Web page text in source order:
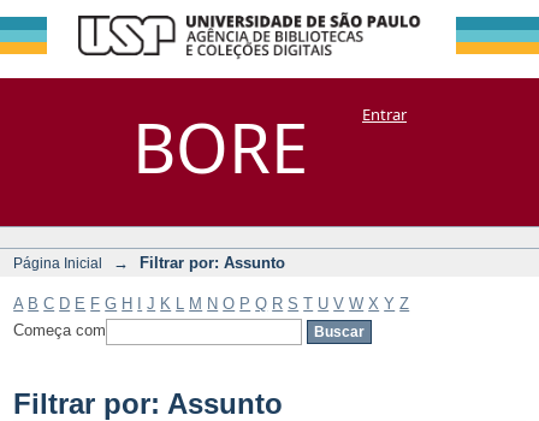
BORE
Filtrar por:
Assunto
DSpace/Manakin + CoriscoEntrar
Página Inicial → Filtrar por: Assunto
A B C D E F G H J K M N O P Q R S T U V W X Y Z
Começa com
Filtrar por: Assunto